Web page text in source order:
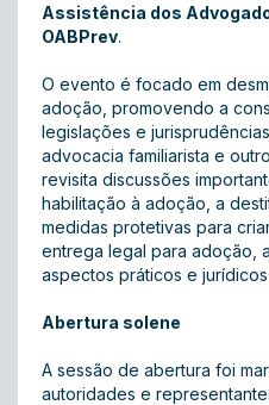
Assistência dos
OABPrev.
O evento é focado em
adoção, promovendo a
legislações e
advocacia familiarista e
revisita discussões
habilitação à adoção, a
medidas protetivas para
entrega legal para adoção,
aspectos práticos e
Abertura solene
A sessão de abertura foi
autoridades e